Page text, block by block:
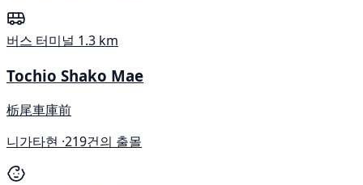
버스 터미널 1.3 km
Tochio Shako Mae
栃尾車庫前
니가타현 ·219건의 출몰